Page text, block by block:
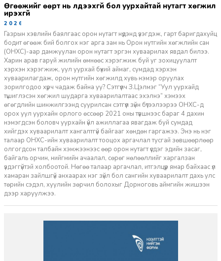
Өгөөжийг өөрт нь үлдээхгүй бол уурхайтай нутагт хөгжил
ирэхгүй
2026-02-05
Газрын хэвлийн баялгаас орон нутагт нүдэнд үзэгдэж, гарт баригдахуйц
бодит өгөөж бий болгох нэг арга зам нь Орон нутгийн хөгжлийн сан
(ОНХС)-аар дамжуулан орон нутагт эргэн хуваарилах явдал билээ.
Харин арав гаруй жилийн өмнөөс хэрэгжиж буй уг зохицуулалт
хэрхэн хэрэгжиж, уул уурхай бүхий аймаг, сумдад хэрхэн
хуваарилагдаж, орон нутгийн хөгжилд хувь нэмэр оруулах
зорилгодоо хүрч чадаж байна уу? Сэтгүүлч З.Цэлмэг “Уул уурхайд
түшиглэсэн хөгжил шударга хуваарилалтаас эхэлнэ” хэмээх
өгөгдлийн шинжилгээнд суурилсан сэтгүүл зүйн бүтээлээрээ ОНХС-д
орох уул уурхайн орлого өссөөр 2021 оны түвшнээс бараг 4 дахин
нэмэгдсэн боловч уурхайн үйл ажиллагаа явагдаж буй сумдад
хийгдэх хуваарилалт хангалтгүй байгааг хөндөн гаргажээ. Энэ нь нэг
талаар ОНХС-ийн хуваарилалт тооцох аргачлал тусгай зөвшөөрлөөр
олгогдсон талбайн хэмжээнээс өөр орон нутагт үүсдэг эдийн засаг,
байгаль орчин, нийгмийн ачаалал, сөрөг нөлөөллийг харгалзан
үздэггүйтэй холбоотой. Нөгөө талаар аргачлал, итгэлцүүр ямар байхаас үл
хамаран зайлшгүй анхаарах нэг зүйл бол сангийн хуваарилалт дахь улс
төрийн сэдэл, хуулийн зөрчил болохыг Дорноговь аймгийн жишээн
дээр харуулжээ.